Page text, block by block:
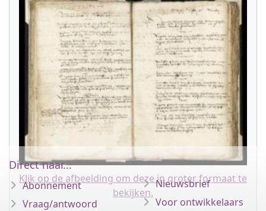
Klik op de afbeelding om deze in groter formaat te
bekijken.
Direct naar...
Abonnement
Vraag/antwoord
Nieuwsbrief
Voor ontwikkelaars